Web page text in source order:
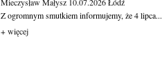
Z ogromnym smutkiem informujemy, że 4 lipca...
+ więcej